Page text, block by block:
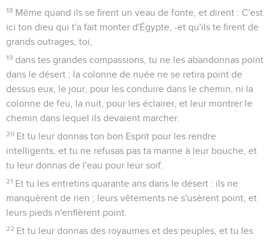
18 Même quand ils se firent un veau de fonte, et dirent : C'est
ici ton dieu qui t'a fait monter d'Égypte, -et qu'ils te firent de
grands outrages, toi,
19 dans tes grandes compassions, tu ne les abandonnas point
dans le désert ; la colonne de nuée ne se retira point de
dessus eux, le jour, pour les conduire dans le chemin, ni la
colonne de feu, la nuit, pour les éclairer, et leur montrer le
chemin dans lequel ils devaient marcher.
20 Et tu leur donnas ton bon Esprit pour les rendre
intelligents, et tu ne refusas pas ta manne à leur bouche, et
tu leur donnas de l'eau pour leur soif.
21 Et tu les entretins quarante ans dans le désert : ils ne
manquèrent de rien ; leurs vêtements ne s'usèrent point, et
leurs pieds n'enflèrent point.
22 Et tu leur donnas des royaumes et des peuples, et tu les